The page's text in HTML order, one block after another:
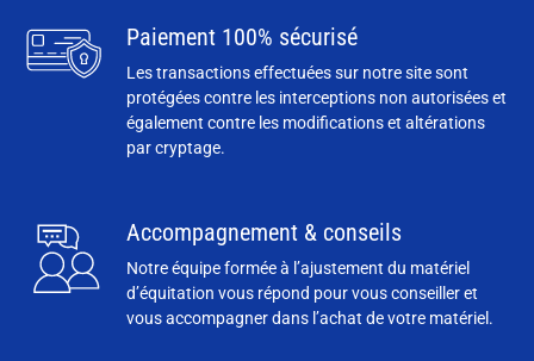
Paiement 100% sécurisé
Les transactions effectuées sur notre site sont
protégées contre les interceptions non autorisées et
également contre les modifications et altérations
par cryptage.
Accompagnement & conseils
Notre équipe formée à l’ajustement du matériel
d’équitation vous répond pour vous conseiller et
vous accompagner dans l’achat de votre matériel.